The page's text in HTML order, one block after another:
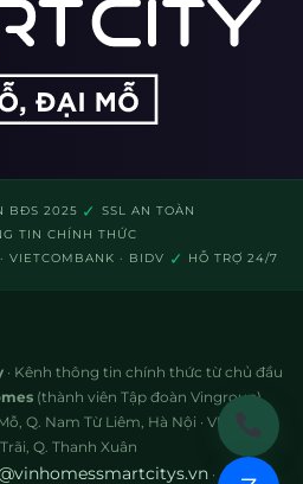
BĐS 2025 ✓ SSL AN TOÀN
TIN CHÍNH THỨC
VIETCOMBANK · BIDV ✓ HỖ TRỢ 24/7
· Kênh thông tin chính thức từ chủ đầu
(thành viên Tập đoàn Vingroup)
Q. Nam Từ Liêm, Hà Nội · VP: 72A
Q. Thanh Xuân
·